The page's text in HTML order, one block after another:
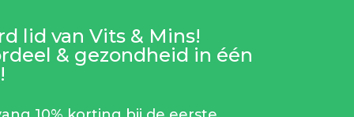
lid van Vits & Mins!
& gezondheid in één